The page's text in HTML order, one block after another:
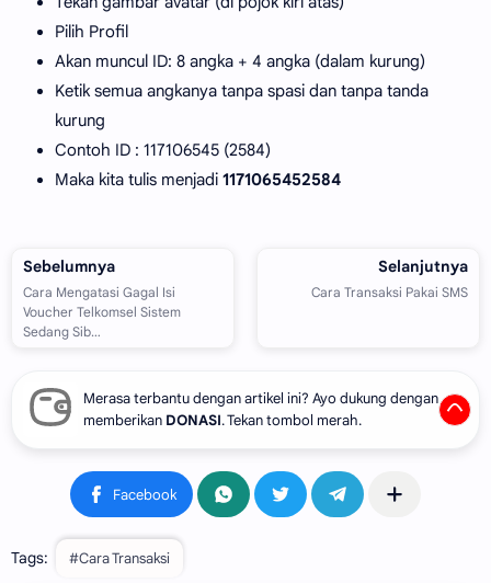
Pilih Profil
Akan muncul ID: 8 angka + 4 angka (dalam kurung)
Ketik semua angkanya tanpa spasi dan tanpa tanda
kurung
Contoh ID : 117106545 (2584)
Maka kita tulis menjadi 1171065452584
Merasa terbantu dengan artikel ini? Ayo dukung dengan
memberikan DONASI. Tekan tombol merah.
Tags: #Cara Transaksi